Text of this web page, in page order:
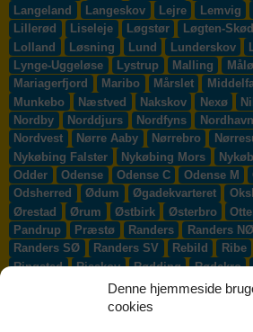
Denne hjemmeside
cookies
Langeland
Langeskov Lejre Lemvig
Lillerød
Liseleje Løgstør Løgten-
Lolland
Løsning Lund Lunderskov
Lynge-Uggeløse
Lystrup Malling
Mariagerfjord
Maribo Mårslet
Munkebo
Næstved Nakskov Nexø
Nordby
Norddjurs Nordfyns Nordhavn
Nordvest
Nørre Aaby Nørrebro
Nykøbing Falster
Nykøbing Mors
Odder
Odense Odense C Odense M
Odsherred
Ødum Øgadekvarteret
Ørestad
Ørum Østbirk Østerbro
Pandrup
Præstø Randers Randers NØ
Randers SØ
Randers SV Rebild Ribe
Ringsted
Risskov Rødding Rødekro
Rønnede Roskilde Rudersdal
Ry Ryomgård